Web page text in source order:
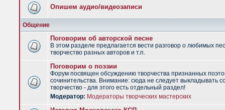
Опишем аудио/видеозаписи
Общение
Поговорим об авторской песне
В этом разделе предлагается вести разговор о любимых
творчество разных авторов и т.п.
Поговорим о поэзии
Форум посвящен обсуждению творчества признанных
сочинительства. Внимание: сюда не следует выкладывать
творчество - для этого есть отдельный раздел!
Модератор: Модераторы творческих мастерских